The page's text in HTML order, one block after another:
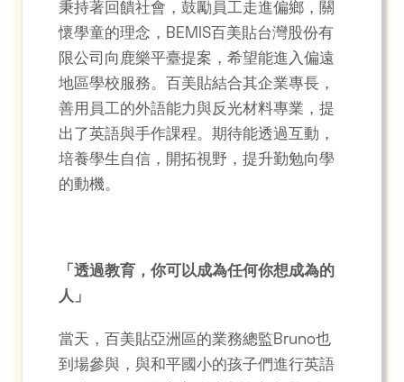
秉持著回饋社會，鼓勵員工走進偏鄉，關
懷學童的理念，BEMIS百美貼台灣股份有
限公司向鹿樂平臺提案，希望能進入偏遠
地區學校服務。百美貼結合其企業專長，
善用員工的外語能力與反光材料專業，提
出了英語與手作課程。期待能透過互動，
培養學生自信，開拓視野，提升勤勉向學
的動機。
「透過教育，你可以成為任何你想成為的
人」
當天，百美貼亞洲區的業務總監Bruno也
到場參與，與和平國小的孩子們進行英語